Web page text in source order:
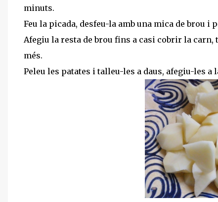
minuts.
Feu la picada, desfeu-la amb una mica de brou i
Afegiu la resta de brou fins a casi cobrir la
més.
Peleu les patates i talleu-les a daus, afegiu-les a